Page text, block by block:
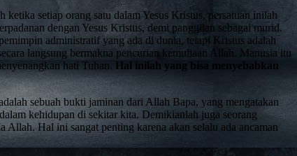
setiap orang satu dalam Yesus Kristus, persatuan inilah
dengan Yesus Kristus, demi panggilan sebagai murid.
administratif yang ada di dunia, tetapi Kristus adalah
langsung bermakna pencurian kemuliaan Allah. Manusia itu
hati Tuhan. Hal inilah yang bisa menyebabkan
sebuah bukti jaminan dari Allah Bapa, yang mengatakan
kehidupan di sekitar kita. Demikianlah juga seorang
Hal ini sangat penting karena akan selalu ada ancaman